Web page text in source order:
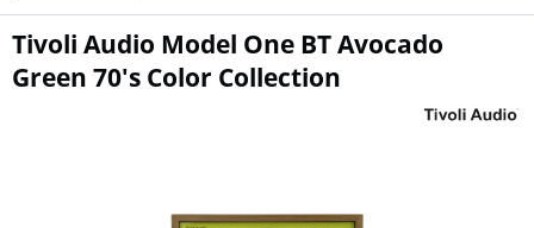
Tivoli Audio Model One BT Avocado
Green 70's Color Collection